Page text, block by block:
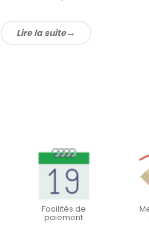
Lire la suite
Facilités de
paiement